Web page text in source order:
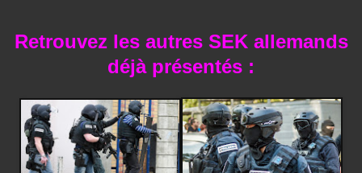
Retrouvez les autres SEK allemands
déjà présentés :